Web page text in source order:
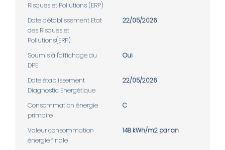
Risques et Pollutions (ERP)
Date d'établissement Etat
des Risques et
Pollutions(ERP)
22/05/2026
Soumis à l'affichage du
DPE
Oui
Date établissement
Diagnostic Energétique
22/05/2026
Consommation énergie
primaire
C
Valeur consommation
énergie finale
148 kWh/m2 par an